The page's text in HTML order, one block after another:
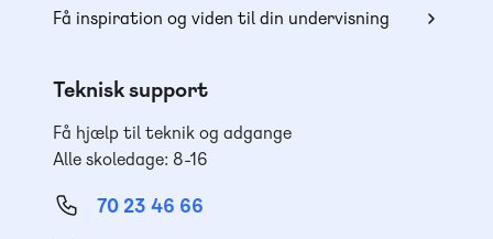
Få inspiration og viden til din undervisning
Teknisk support
Få hjælp til teknik og adgange
Alle skoledage: 8-16
70 23 46 66